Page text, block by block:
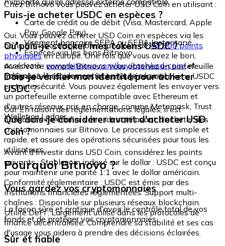
Chez Bitnovo vous pouvez acheter USD Coin en utilisant :
Carte de crédit ou de débit (Visa, Mastercard, Apple
Pay, Google Pay)
Virement bancaire SEPA ou SEPA Instantané
Espèces via les bons Bitnovo
Puis-je acheter USDC en espèces ?
Oui. Vous pouvez acheter USD Coin en espèces via les
bons Bitnovo, disponibles dans plus de40 000 points
physiquesen Europe. Une fois que vous avez le bon,
accédez à : www.bitnovo.com/buy/cash/usd-coin/et
échangez-le rapidement et en toute sécurité.
Où puis-je stocker mes tokens USDC ?
Avec votre compte Bitnovo, vous obtenez un portefeuille
intégré où vous pouvez stocker et gérer vos tokens USDC
en toute sécurité. Vous pouvez également les envoyer vers
un portefeuille externe compatible avec Ethereum et
d'autres réseaux pris en charge, comme Metamask, Trust
Wallet ou Ledger.
Dois-je vérifier mon identité pour acheter
USDC ?
Oui. En raison des réglementations légales, il est
obligatoire de vérifier votre identité avant d'acheter des
cryptomonnaies sur Bitnovo. Le processus est simple et
rapide, et assure des opérations sécurisées pour tous les
utilisateurs.
Que dois-je considérer avant d'acheter USD
Coin ?
Avant d'investir dans USD Coin, considérez les points
suivants : Stablecoin indexé sur le dollar : USDC est conçu
pour maintenir une parité 1:1 avec le dollar américain.
Conformité réglementaire : USDC est émis par des
institutions financières réglementées. Support multi-
chaînes : Disponible sur plusieurs réseaux blockchain.
Utilité DeFi : Largement utilisé dans les protocoles de
finance décentralisée. Comprendre sa stabilité et ses cas
d'usage vous aidera à prendre des décisions éclairées.
Pourquoi Bitnovo ?
Vous gardez vos cryptomonnaies
La façon sûre et pratique d'avoir le contrôle total de vos
fonds et de protéger vos cryptomonnaies.
Sûr et fiable